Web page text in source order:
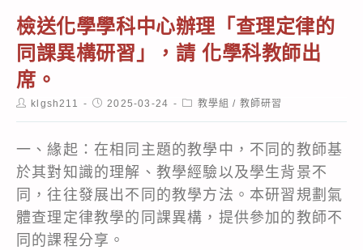
檢送化學學科中心辦理「查理定律的
同課異構研習」，請 化學科教師出
席。
Postklgsh211
Post2025-03-24
Post教學組 / 教師研習
一、緣起：在相同主題的教學中，不同的教師基
於其對知識的理解、教學經驗以及學生背景不
同，往往發展出不同的教學方法。本研習規劃氣
體查理定律教學的同課異構，提供參加的教師不
同的課程分享。